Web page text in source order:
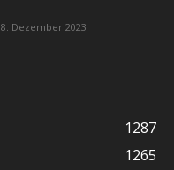
8. Dezember 2023
1287
1265